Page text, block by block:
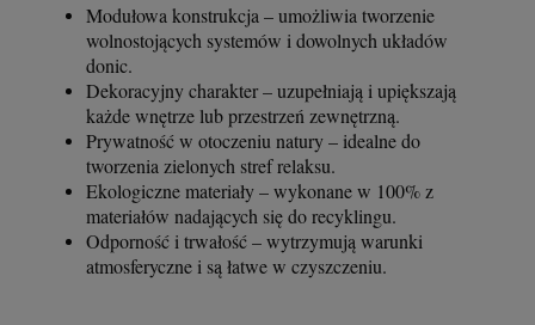
Modułowa konstrukcja – umożliwia tworzenie
wolnostojących systemów i dowolnych układów
donic.
Dekoracyjny charakter – uzupełniają i upiększają
każde wnętrze lub przestrzeń zewnętrzną.
Prywatność w otoczeniu natury – idealne do
tworzenia zielonych stref relaksu.
Ekologiczne materiały – wykonane w 100% z
materiałów nadających się do recyklingu.
Odporność i trwałość – wytrzymują warunki
atmosferyczne i są łatwe w czyszczeniu.